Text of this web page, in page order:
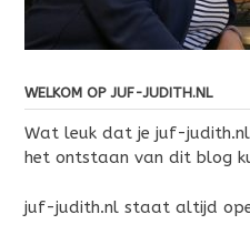
WELKOM OP JUF-JUDITH.NL
Wat leuk dat je juf-judith.nl
het ontstaan van dit blog
juf-judith.nl staat altijd